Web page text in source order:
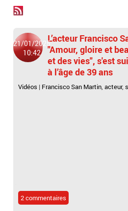
21/01/2025
10:42
L’acteur Francisco
"Amour, gloire et
et des vies", s'est
à l’âge de 39 ans
Vidéos | Francisco San Martin,acteur,
2 commentaires